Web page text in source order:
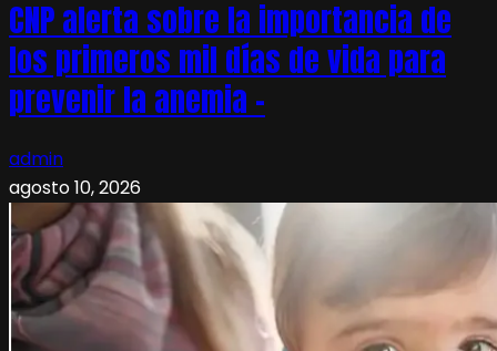
CNP alerta sobre la importancia de
los primeros mil días de vida para
prevenir la anemia –
admin
agosto 10, 2026